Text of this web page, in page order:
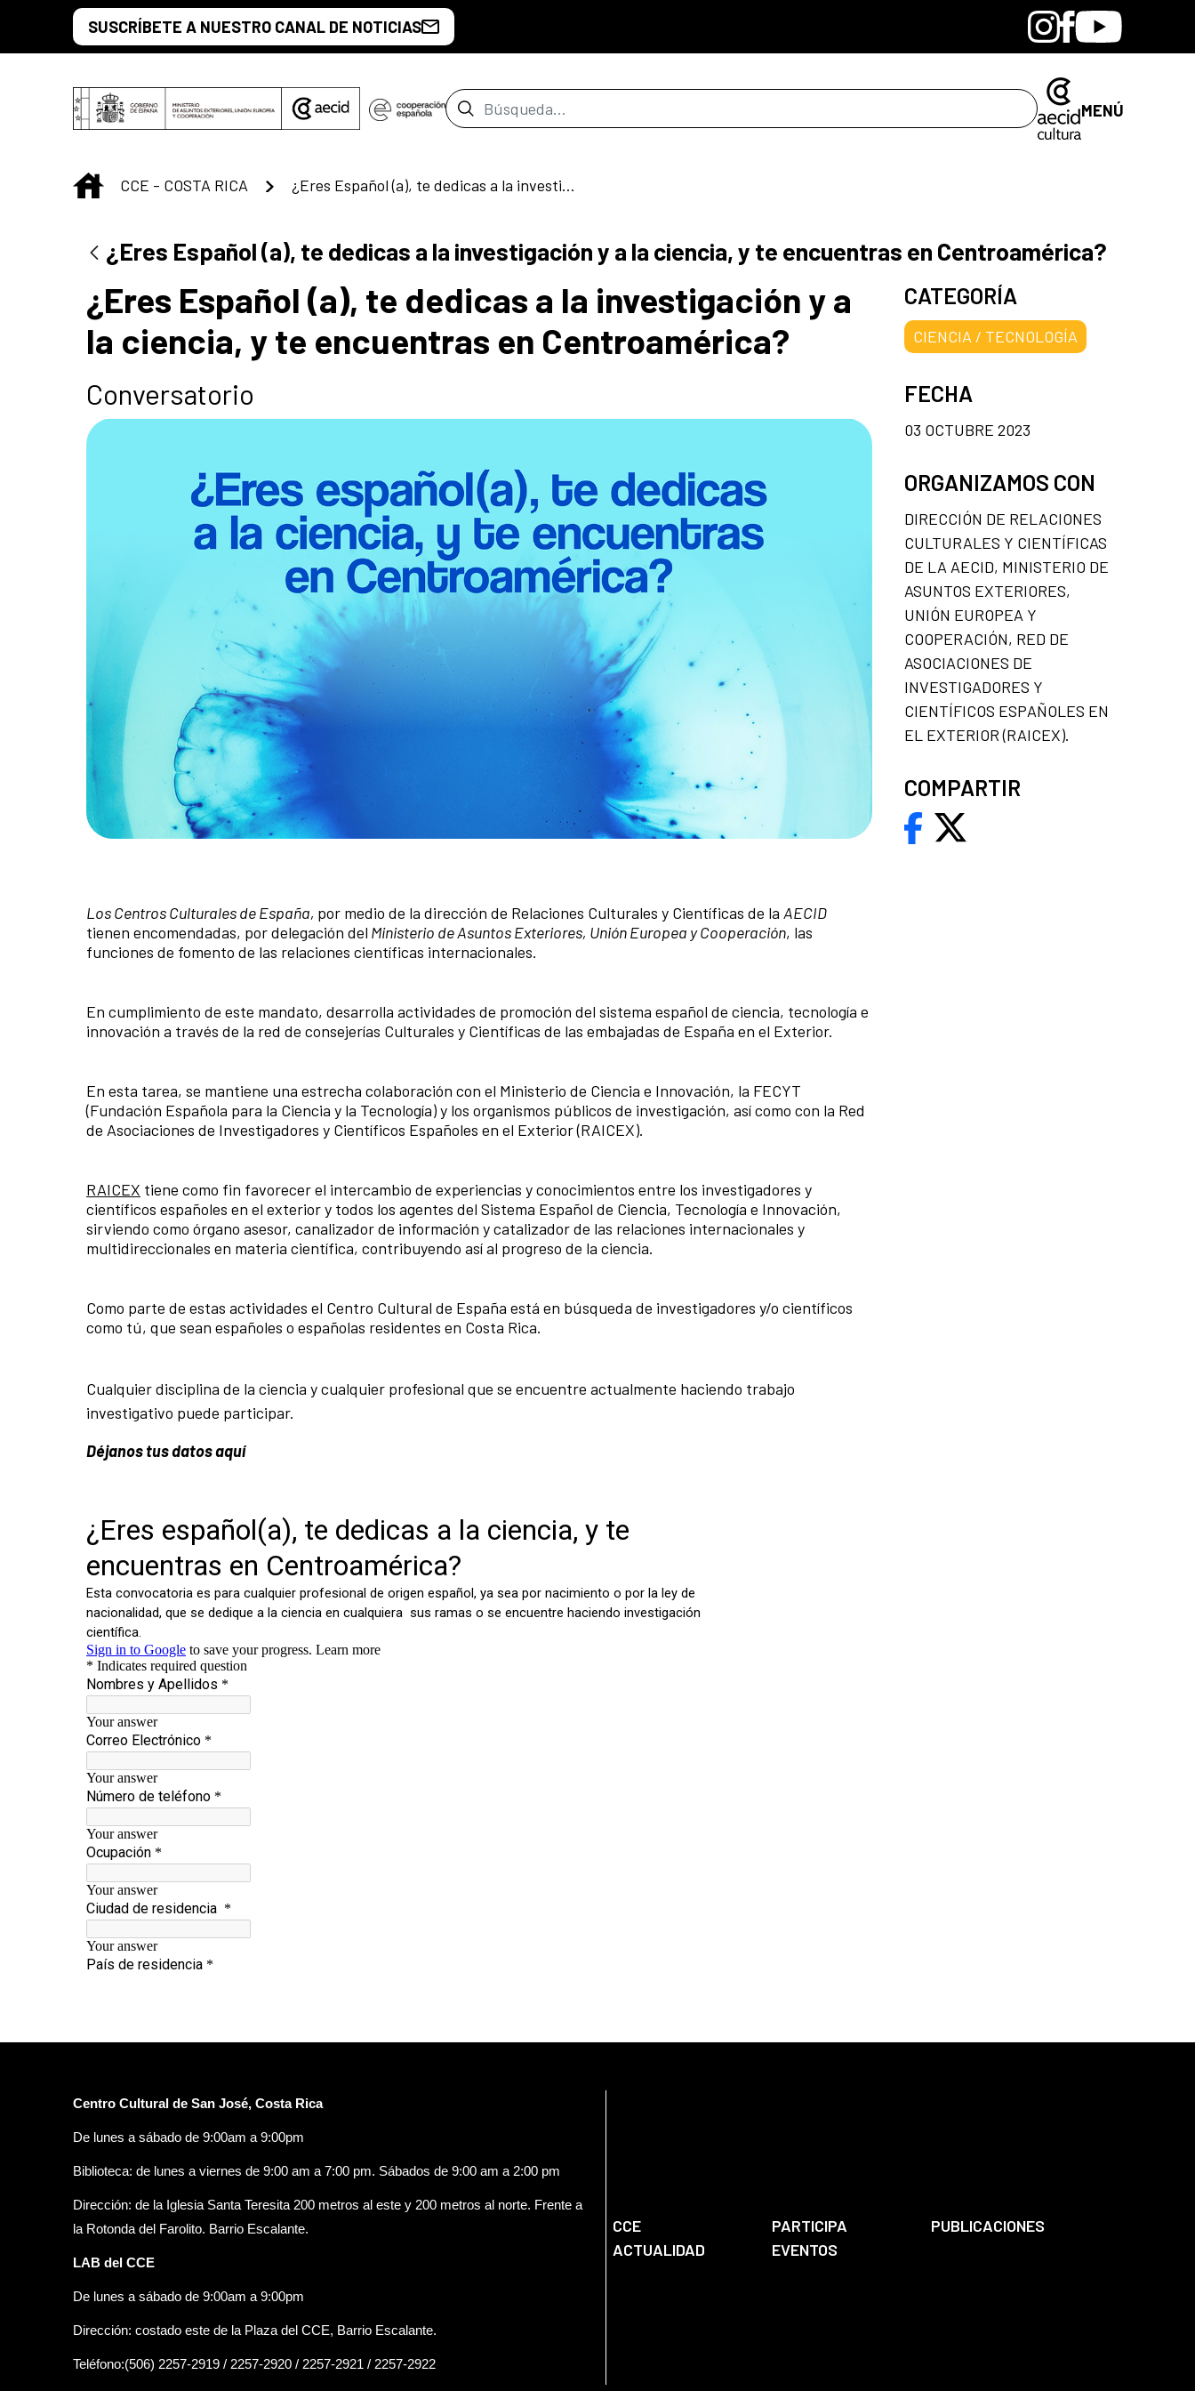
Saltar al contenido principal
SUSCRÍBETE A NUESTRO CANAL DE NOTICIAS BandcampInstagram
Facebook
Youtube
Barra de búsqueda MENÚ
INICIO
CCE - COSTA RICA ¿Eres Español (a), te dedicas a la investigación y a la ciencia, y te encuentras en Centroamérica?
¿Eres Español (a), te dedicas a la investigación y a la ciencia, y te encuentras en Centroamérica?
¿Eres Español (a), te dedicas a la investigación y a
la ciencia, y te encuentras en Centroamérica?
Conversatorio
Los Centros Culturales de España, por medio de la dirección de Relaciones Culturales y Científicas de la AECID
tienen encomendadas, por delegación del Ministerio de Asuntos Exteriores, Unión Europea y Cooperación, las
funciones de fomento de las relaciones científicas internacionales.
En cumplimiento de este mandato, desarrolla actividades de promoción del sistema español de ciencia, tecnología e
innovación a través de la red de consejerías Culturales y Científicas de las embajadas de España en el Exterior.
En esta tarea, se mantiene una estrecha colaboración con el Ministerio de Ciencia e Innovación, la FECYT
(Fundación Española para la Ciencia y la Tecnología) y los organismos públicos de investigación, así como con la Red
de Asociaciones de Investigadores y Científicos Españoles en el Exterior (RAICEX).
RAICEX tiene como fin favorecer el intercambio de experiencias y conocimientos entre los investigadores y
científicos españoles en el exterior y todos los agentes del Sistema Español de Ciencia, Tecnología e Innovación,
sirviendo como órgano asesor, canalizador de información y catalizador de las relaciones internacionales y
multidireccionales en materia científica, contribuyendo así al progreso de la ciencia.
Como parte de estas actividades el Centro Cultural de España está en búsqueda de investigadores y/o científicos
como tú, que sean españoles o españolas residentes en Costa Rica.
Cualquier disciplina de la ciencia y cualquier profesional que se encuentre actualmente haciendo trabajo
investigativo puede participar.
Déjanos tus datos aquí
CATEGORÍA
CIENCIA / TECNOLOGÍA
FECHA
03 OCTUBRE 2023
ORGANIZAMOS CON
DIRECCIÓN DE RELACIONES
CULTURALES Y CIENTÍFICAS
DE LA AECID, MINISTERIO DE
ASUNTOS EXTERIORES,
UNIÓN EUROPEA Y
COOPERACIÓN, RED DE
ASOCIACIONES DE
INVESTIGADORES Y
CIENTÍFICOS ESPAÑOLES EN
EL EXTERIOR (RAICEX).
COMPARTIR
Centro Cultural de San José, Costa Rica
De lunes a sábado de 9:00am a 9:00pm
Biblioteca: de lunes a viernes de 9:00 am a 7:00 pm. Sábados de 9:00 am a 2:00 pm
Dirección: de la Iglesia Santa Teresita 200 metros al este y 200 metros al norte. Frente a
la Rotonda del Farolito. Barrio Escalante.
LAB del CCE
De lunes a sábado de 9:00am a 9:00pm
Dirección: costado este de la Plaza del CCE, Barrio Escalante.
Teléfono:(506) 2257-2919 / 2257-2920 / 2257-2921 / 2257-2922
CCE PARTICIPA
PUBLICACIONES
ACTUALIDAD
EVENTOS